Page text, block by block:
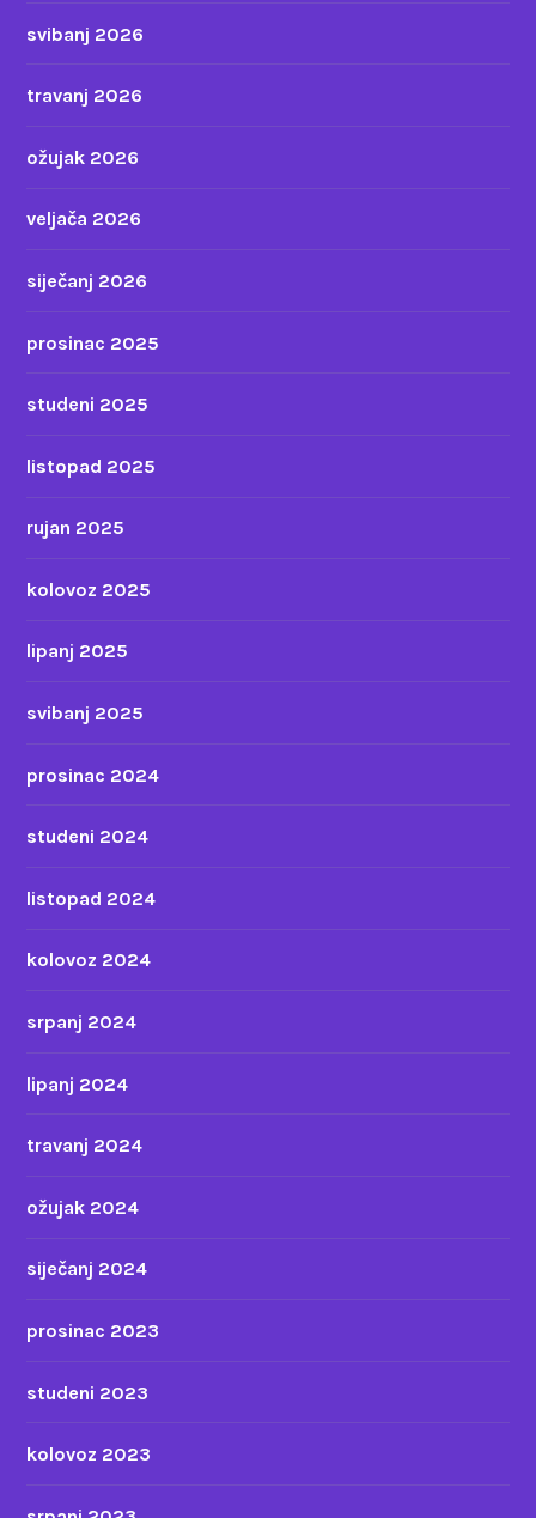
svibanj 2026
travanj 2026
ožujak 2026
veljača 2026
siječanj 2026
prosinac 2025
studeni 2025
listopad 2025
rujan 2025
kolovoz 2025
lipanj 2025
svibanj 2025
prosinac 2024
studeni 2024
listopad 2024
kolovoz 2024
srpanj 2024
lipanj 2024
travanj 2024
ožujak 2024
siječanj 2024
prosinac 2023
studeni 2023
kolovoz 2023